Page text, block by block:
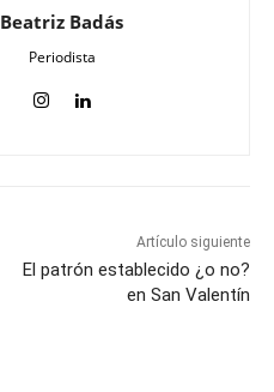
Beatriz Badás
Periodista
Artículo siguiente
El patrón establecido ¿o no?
en San Valentín